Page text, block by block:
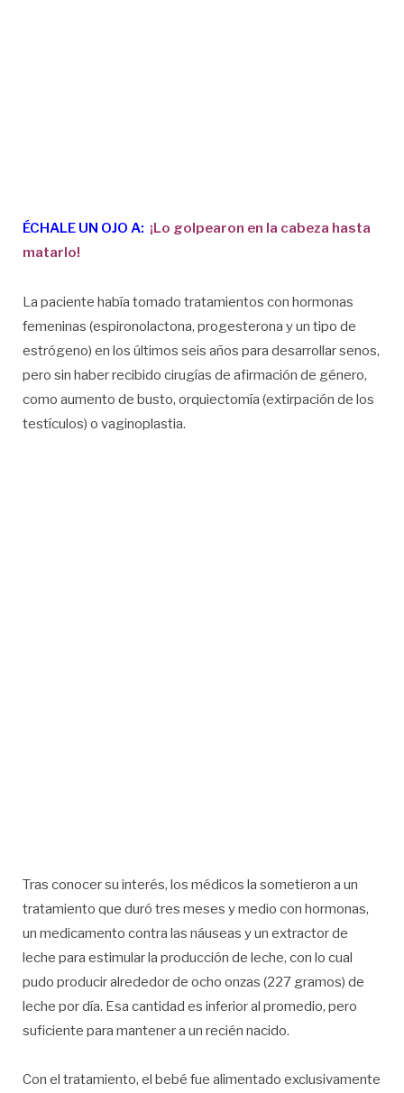
ÉCHALE UN OJO A: ¡Lo golpearon en la cabeza hasta
matarlo!
La paciente había tomado tratamientos con hormonas
femeninas (espironolactona, progesterona y un tipo de
estrógeno) en los últimos seis años para desarrollar senos,
pero sin haber recibido cirugías de afirmación de género,
como aumento de busto, orquiectomía (extirpación de los
testículos) o vaginoplastia.
Tras conocer su interés, los médicos la sometieron a un
tratamiento que duró tres meses y medio con hormonas,
un medicamento contra las náuseas y un extractor de
leche para estimular la producción de leche, con lo cual
pudo producir alrededor de ocho onzas (227 gramos) de
leche por día. Esa cantidad es inferior al promedio, pero
suficiente para mantener a un recién nacido.
Con el tratamiento, el bebé fue alimentado exclusivamente